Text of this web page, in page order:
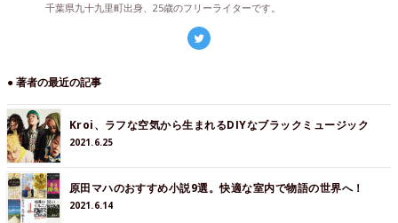
千葉県九十九里町出身、25歳のフリーライターです。
● 著者の最近の記事
Kroi、ラフな空気から生まれるDIYなブラックミュージック
2021.6.25
原田マハのおすすめ小説9選。快適な室内で物語の世界へ！
2021.6.14